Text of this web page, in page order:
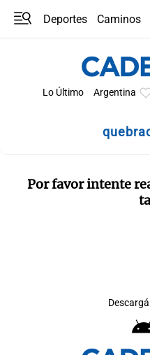
Deportes Caminos
Lo Último Argentina
Por favor intente